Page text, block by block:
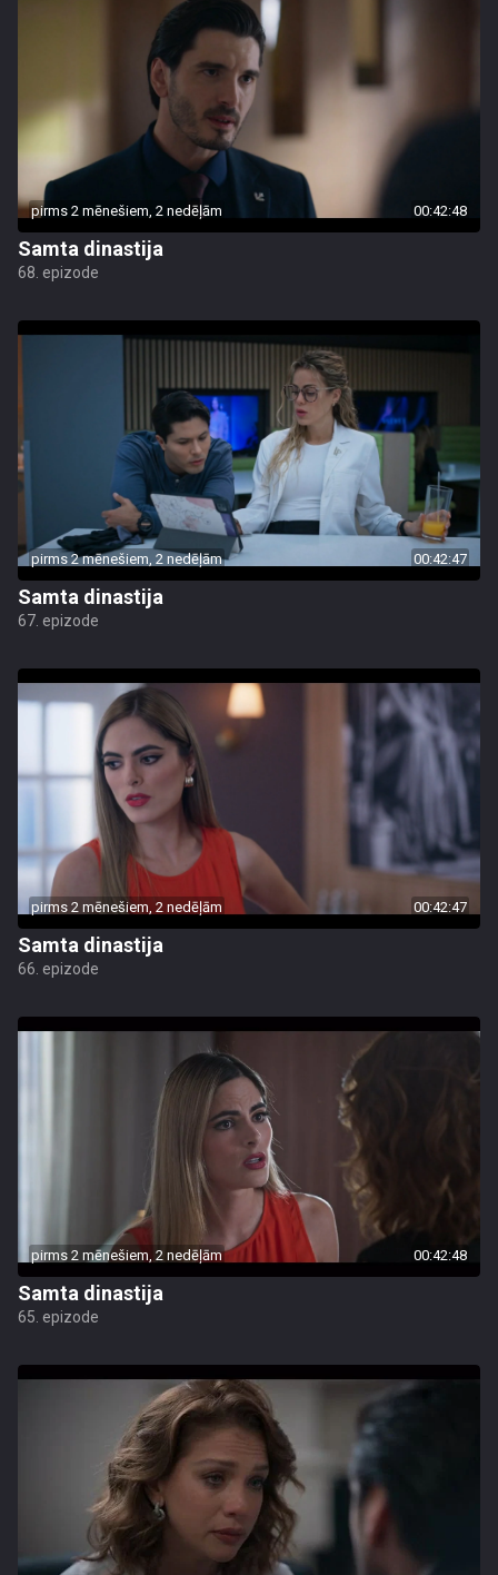
pirms 2 mēnešiem, 2 nedēļām 00:42:48
Samta dinastija
68. epizode
pirms 2 mēnešiem, 2 nedēļām 00:42:47
Samta dinastija
67. epizode
pirms 2 mēnešiem, 2 nedēļām 00:42:47
Samta dinastija
66. epizode
pirms 2 mēnešiem, 2 nedēļām 00:42:48
Samta dinastija
65. epizode